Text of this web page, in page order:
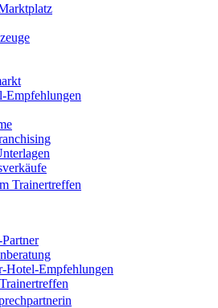
Empfehlungen
Trainertreffen
Hotel-Empfehlungen